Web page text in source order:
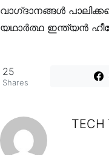
വാഗ്‌ദാനങ്ങൾ
യഥാർത്ഥ ഇന്ത്യൻ
25
Shares
TECH